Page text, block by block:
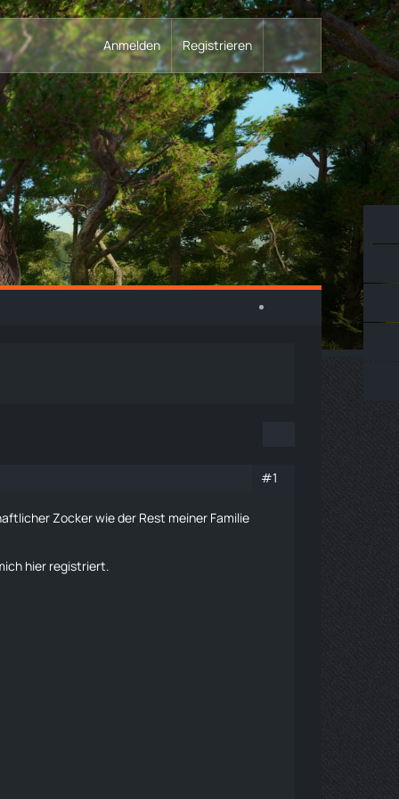
Anmelden Registrieren
#1
Zocker wie der Rest meiner Familie
hier registriert.